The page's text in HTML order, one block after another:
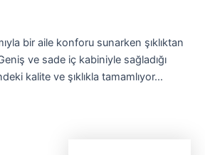
bir aile konforu sunarken şıklıktan
ve sade iç kabiniyle sağladığı
kalite ve şıklıkla tamamlıyor…